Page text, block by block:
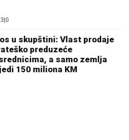
0
u skupštini: Vlast prodaje
preduzeće
a samo zemlja
150 miliona KM